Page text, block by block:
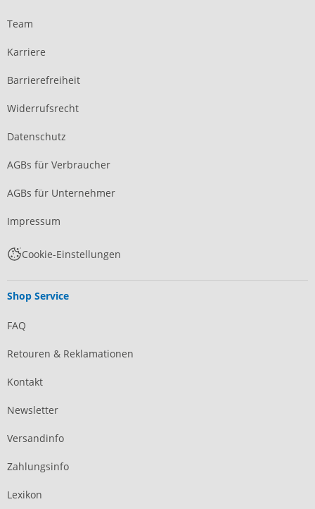
Team
Karriere
Barrierefreiheit
Widerrufsrecht
Datenschutz
AGBs für Verbraucher
AGBs für Unternehmer
Impressum
Cookie-Einstellungen
Shop Service
FAQ
Retouren & Reklamationen
Kontakt
Newsletter
Versandinfo
Zahlungsinfo
Lexikon